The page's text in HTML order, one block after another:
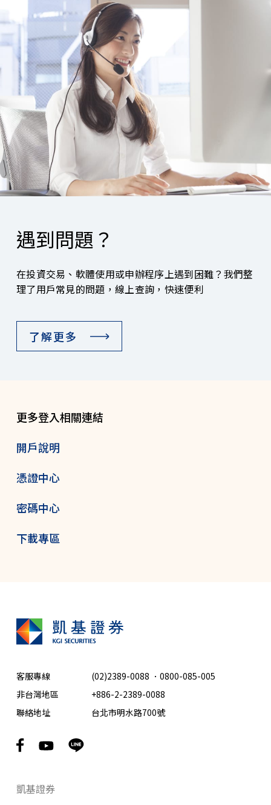
遇到問題？
在投資交易、軟體使用或申辦程序上遇到困難？我們整
理了用戶常見的問題，線上查詢，快速便利
了解更多
更多登入相關連結
開戶說明
憑證中心
密碼中心
下載專區
客服專線 (02)2389-0088 ． 0800-085-005
非台灣地區
+886-2-2389-0088
聯絡地址
台北市明水路700號
凱基證券